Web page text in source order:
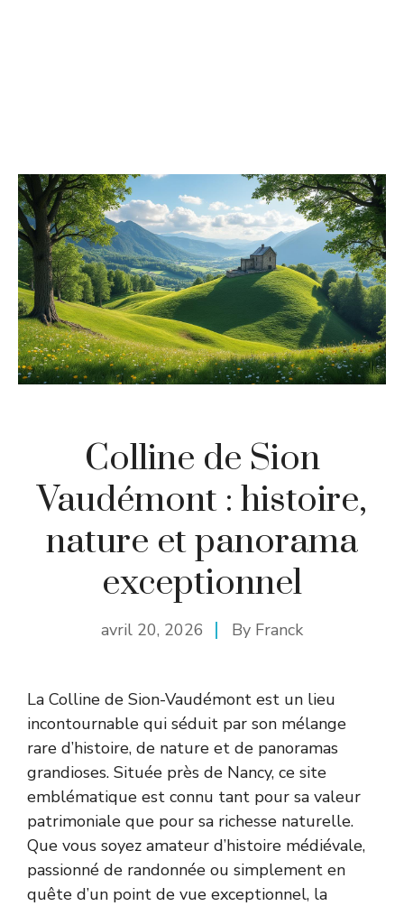
Colline de Sion
Vaudémont : histoire,
nature et panorama
exceptionnel
avril 20, 2026 By Franck
La Colline de Sion-Vaudémont est un lieu
incontournable qui séduit par son mélange
rare d’histoire, de nature et de panoramas
grandioses. Située près de Nancy, ce site
emblématique est connu tant pour sa valeur
patrimoniale que pour sa richesse naturelle.
Que vous soyez amateur d’histoire médiévale,
passionné de randonnée ou simplement en
quête d’un point de vue exceptionnel, la